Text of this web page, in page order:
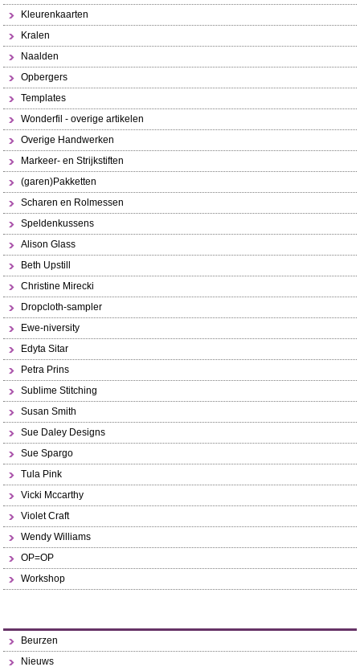
Kleurenkaarten
Kralen
Naalden
Opbergers
Templates
Wonderfil - overige artikelen
Overige Handwerken
Markeer- en Strijkstiften
(garen)Pakketten
Scharen en Rolmessen
Speldenkussens
Alison Glass
Beth Upstill
Christine Mirecki
Dropcloth-sampler
Ewe-niversity
Edyta Sitar
Petra Prins
Sublime Stitching
Susan Smith
Sue Daley Designs
Sue Spargo
Tula Pink
Vicki Mccarthy
Violet Craft
Wendy Williams
OP=OP
Workshop
Beurzen
Nieuws